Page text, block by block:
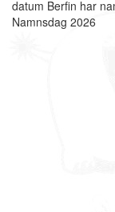
datum Berfin har
Namnsdag 2026